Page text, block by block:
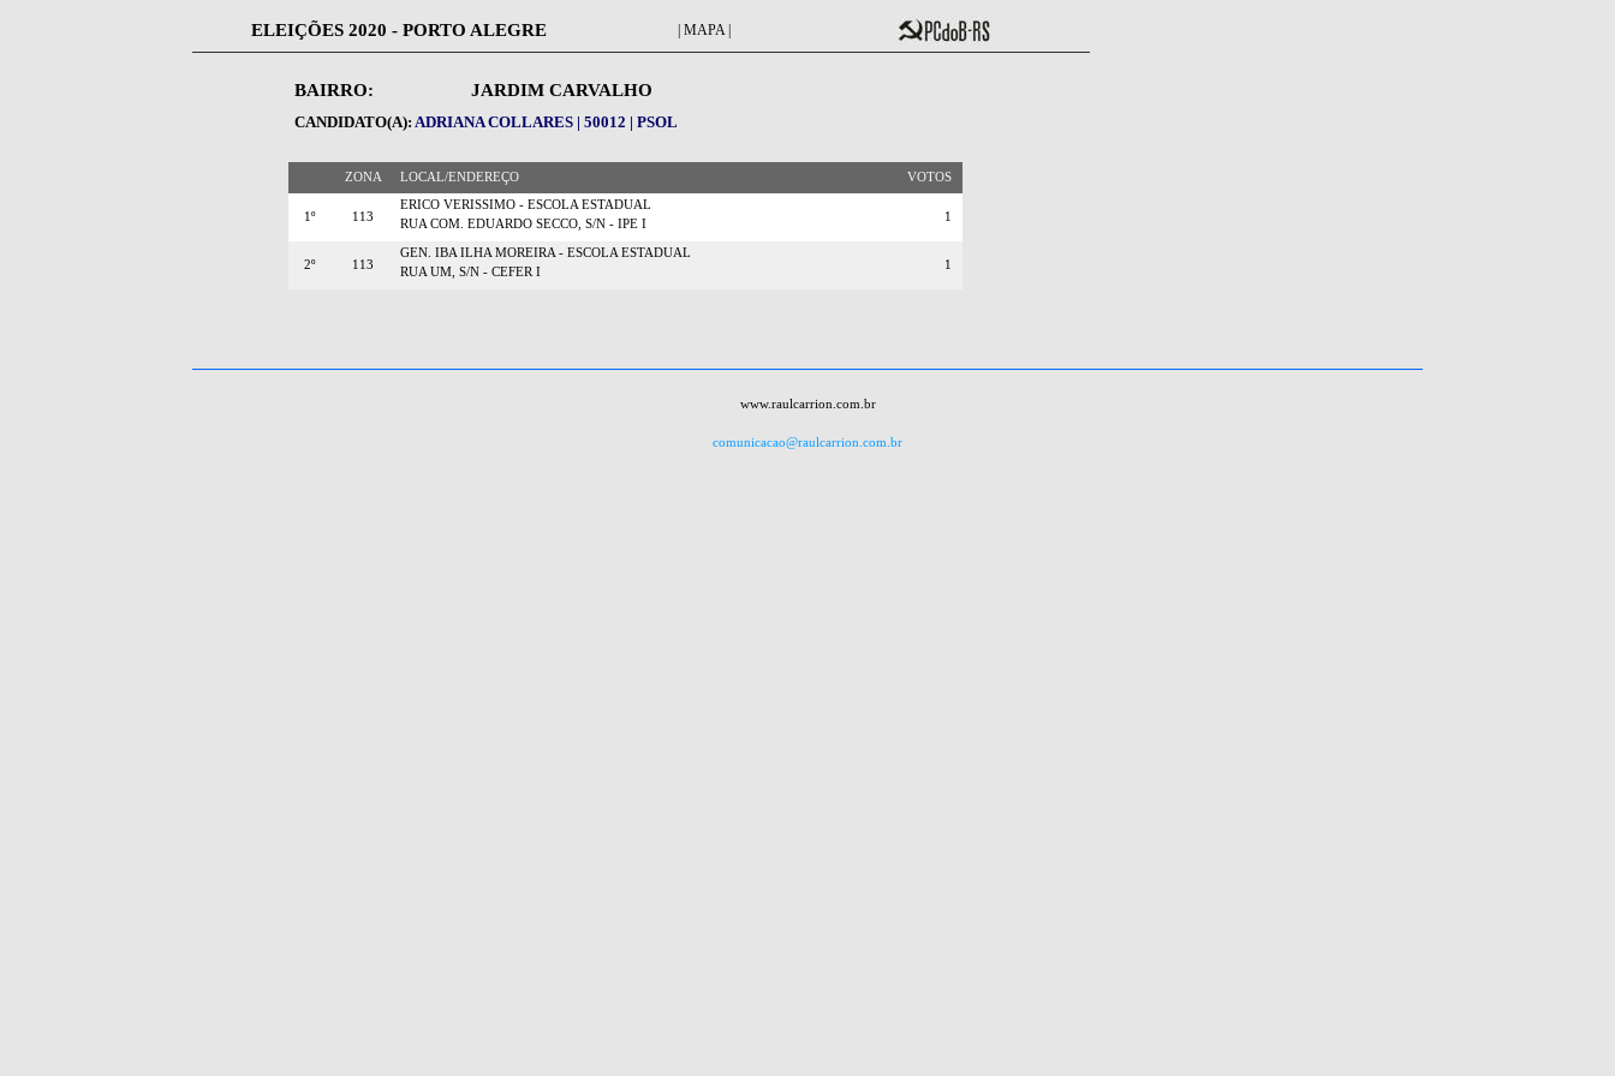
ELEIÇÕES 2020 - PORTO ALEGRE | MAPA |
BAIRRO: JARDIM CARVALHO
CANDIDATO(A): ADRIANA COLLARES | 50012 | PSOL
ZONA LOCAL/ENDEREÇO VOTOS
1º 113
ERICO VERISSIMO - ESCOLA ESTADUAL
1
RUA COM. EDUARDO SECCO, S/N - IPE I
2º 113
GEN. IBA ILHA MOREIRA - ESCOLA ESTADUAL
1
RUA UM, S/N - CEFER I
www.raulcarrion.com.br
comunicacao@raulcarrion.com.br